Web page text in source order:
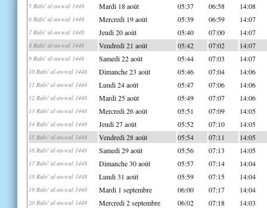
5 Rabi' al-awwal 1448 Mardi 18 août 05:37 06:58 14:08
6 Rabi' al-awwal 1448 Mercredi 19 août 05:39 06:59 14:07
7 Rabi' al-awwal 1448 Jeudi 20 août 05:40 07:00 14:07
8 Rabi' al-awwal 1448 Vendredi 21 août 05:42 07:02 14:07
9 Rabi' al-awwal 1448 Samedi 22 août 05:44 07:03 14:07
10 Rabi' al-awwal 1448 Dimanche 23 août 05:46 07:04 14:06
11 Rabi' al-awwal 1448 Lundi 24 août 05:47 07:06 14:06
12 Rabi' al-awwal 1448 Mardi 25 août 05:49 07:07 14:06
13 Rabi' al-awwal 1448 Mercredi 26 août 05:51 07:09 14:05
14 Rabi' al-awwal 1448 Jeudi 27 août 05:52 07:10 14:05
15 Rabi' al-awwal 1448 Vendredi 28 août 05:54 07:11 14:05
16 Rabi' al-awwal 1448 Samedi 29 août 05:56 07:13 14:05
17 Rabi' al-awwal 1448 Dimanche 30 août 05:57 07:14 14:04
18 Rabi' al-awwal 1448 Lundi 31 août 05:59 07:15 14:04
19 Rabi' al-awwal 1448 Mardi 1 septembre 06:00 07:17 14:04
20 Rabi' al-awwal 1448 Mercredi 2 septembre 06:02 07:18 14:03